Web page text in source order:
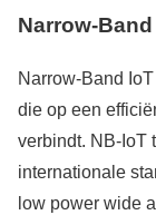
Narrow-
Narrow-Band
die op een
verbindt. NB-IoT
internationale
low power wide